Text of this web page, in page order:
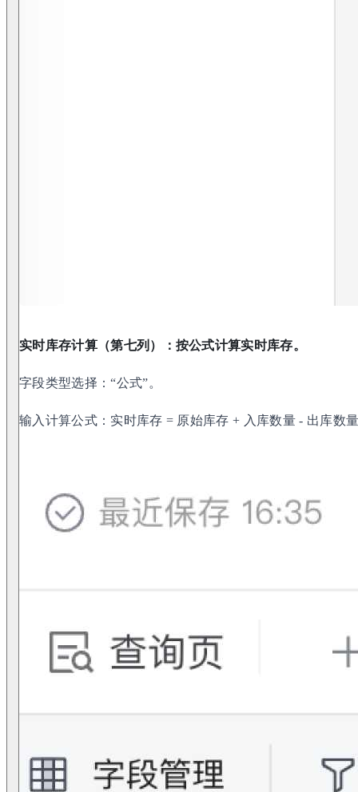
实时库存计算（第七列）：按公式计算实时库存。
字段类型选择：“公式”。
输入计算公式：实时库存 = 原始库存 + 入库数量 - 出库数